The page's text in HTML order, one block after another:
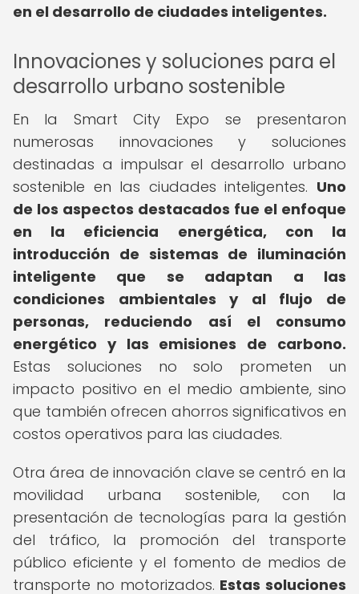
en el desarrollo de ciudades inteligentes.
Innovaciones y soluciones para el
desarrollo urbano sostenible
En la Smart City Expo se presentaron
numerosas innovaciones y soluciones
destinadas a impulsar el desarrollo urbano
sostenible en las ciudades inteligentes. Uno
de los aspectos destacados fue el enfoque
en la eficiencia energética, con la
introducción de sistemas de iluminación
inteligente que se adaptan a las
condiciones ambientales y al flujo de
personas, reduciendo así el consumo
energético y las emisiones de carbono.
Estas soluciones no solo prometen un
impacto positivo en el medio ambiente, sino
que también ofrecen ahorros significativos en
costos operativos para las ciudades.
Otra área de innovación clave se centró en la
movilidad urbana sostenible, con la
presentación de tecnologías para la gestión
del tráfico, la promoción del transporte
público eficiente y el fomento de medios de
transporte no motorizados. Estas soluciones